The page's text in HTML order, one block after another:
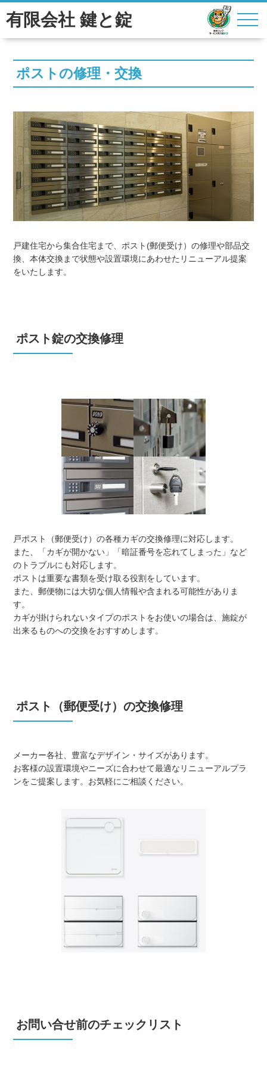
有限会社 鍵と錠
ポストの修理・交換
戸建住宅から集合住宅まで、ポスト(郵便受け）の修理や部品交
換、本体交換まで状態や設置環境にあわせたリニューアル提案
をいたします。
ポスト錠の交換修理
戸ポスト（郵便受け）の各種カギの交換修理に対応します。
また、「カギが開かない」「暗証番号を忘れてしまった」など
のトラブルにも対応します。
ポストは重要な書類を受け取る役割をしています。
また、郵便物には大切な個人情報や含まれる可能性がありま
す。
カギが掛けられないタイプのポストをお使いの場合は、施錠が
出来るものへの交換をおすすめします。
ポスト（郵便受け）の交換修理
メーカー各社、豊富なデザイン・サイズがあります。
お客様の設置環境やニーズに合わせて最適なリニューアルプラ
ンをご提案します。お気軽にご相談ください。
お問い合せ前のチェックリスト